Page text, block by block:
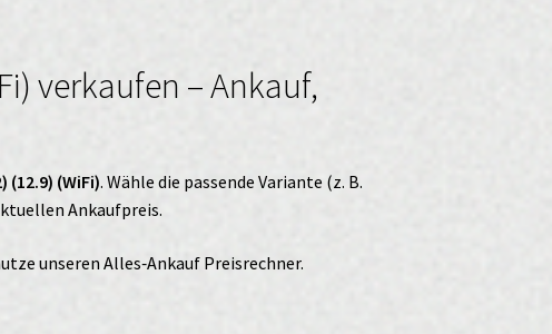
verkaufen – Ankauf,
(12.9) (WiFi). Wähle die passende Variante (z. B.
Ankaufpreis.
unserenAlles‑Ankauf Preisrechner.